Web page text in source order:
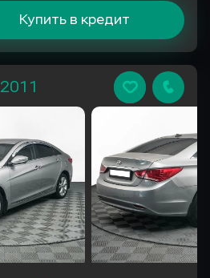
Купить в кредит
2011